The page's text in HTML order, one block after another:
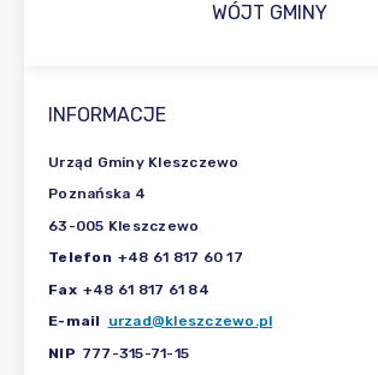
WÓJT GMINY
INFORMACJE
Urząd Gminy Kleszczewo
Poznańska 4
63-005 Kleszczewo
Telefon +48 61 817 60 17
Fax +48 61 817 61 84
E-mail
urzad@kleszczewo.pl
NIP 777-315-71-15